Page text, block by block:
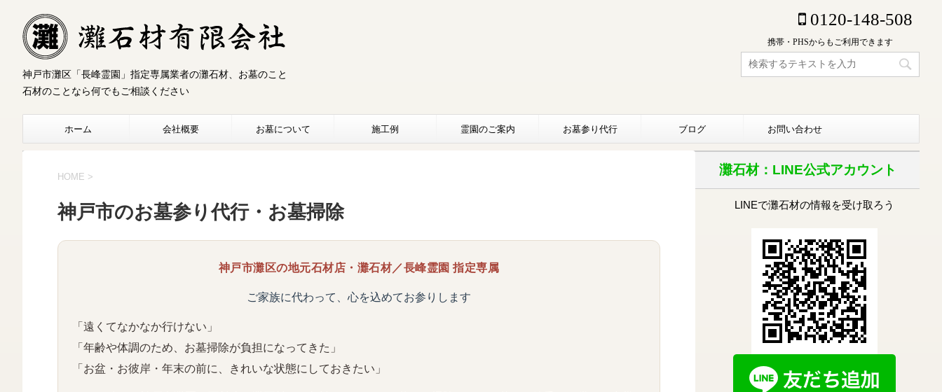
神戸市灘区「長峰霊園」指定専属業者の灘石材、お墓のこと
石材のことなら何でもご相談ください
0120-148-508
携帯・PHSからもご利用できます
ホーム 会社概要 お墓について 施工例 霊園のご案内 お墓参り代行 ブログ お問い合わせ
HOME >
神戸市のお墓参り代行・お墓掃除
神戸市灘区の地元石材店・灘石材／長峰霊園 指定専属
ご家族に代わって、心を込めてお参りします
「遠くてなかなか行けない」
「年齢や体調のため、お墓掃除が負担になってきた」
「お盆・お彼岸・年末の前に、きれいな状態にしておきたい」
灘石材：LINE公式アカウント
LINEで灘石材の情報を受け取ろう